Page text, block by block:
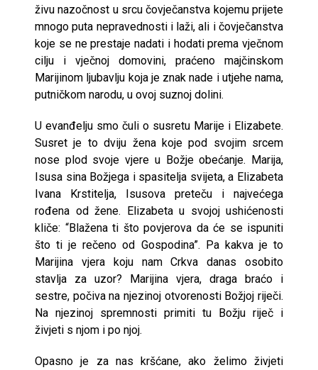
živu nazočnost u srcu čovječanstva kojemu prijete
mnogo puta nepravednosti i laži, ali i čovječanstva
koje se ne prestaje nadati i hodati prema vječnom
cilju i vječnoj domovini, praćeno majčinskom
Marijinom ljubavlju koja je znak nade i utjehe nama,
putničkom narodu, u ovoj suznoj dolini.
U evanđelju smo čuli o susretu Marije i Elizabete.
Susret je to dviju žena koje pod svojim srcem
nose plod svoje vjere u Božje obećanje. Marija,
Isusa sina Božjega i spasitelja svijeta, a Elizabeta
Ivana Krstitelja, Isusova preteču i najvećega
rođena od žene. Elizabeta u svojoj ushićenosti
kliče: “Blažena ti što povjerova da će se ispuniti
što ti je rečeno od Gospodina”. Pa kakva je to
Marijina vjera koju nam Crkva danas osobito
stavlja za uzor? Marijina vjera, draga braćo i
sestre, počiva na njezinoj otvorenosti Božjoj riječi.
Na njezinoj spremnosti primiti tu Božju riječ i
živjeti s njom i po njoj.
Opasno je za nas kršćane, ako želimo živjeti